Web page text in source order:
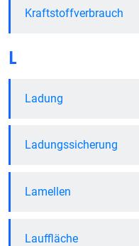
Kraftstoffverbrauch
L
Ladung
Ladungssicherung
Lamellen
Lauffläche